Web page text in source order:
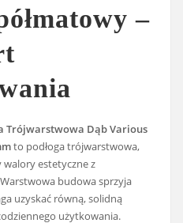
–
Trójwarstwowa Dąb Various
to podłoga trójwarstwowa,
walory estetyczne z
budowa sprzyja
uzyskać równą, solidną
użytkowania.